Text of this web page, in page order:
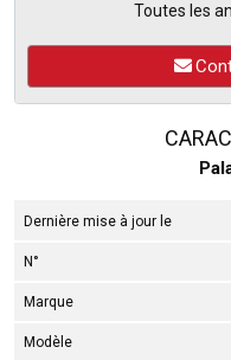
Toutes les
Dernière mise à jour le
N°
Marque
Modèle